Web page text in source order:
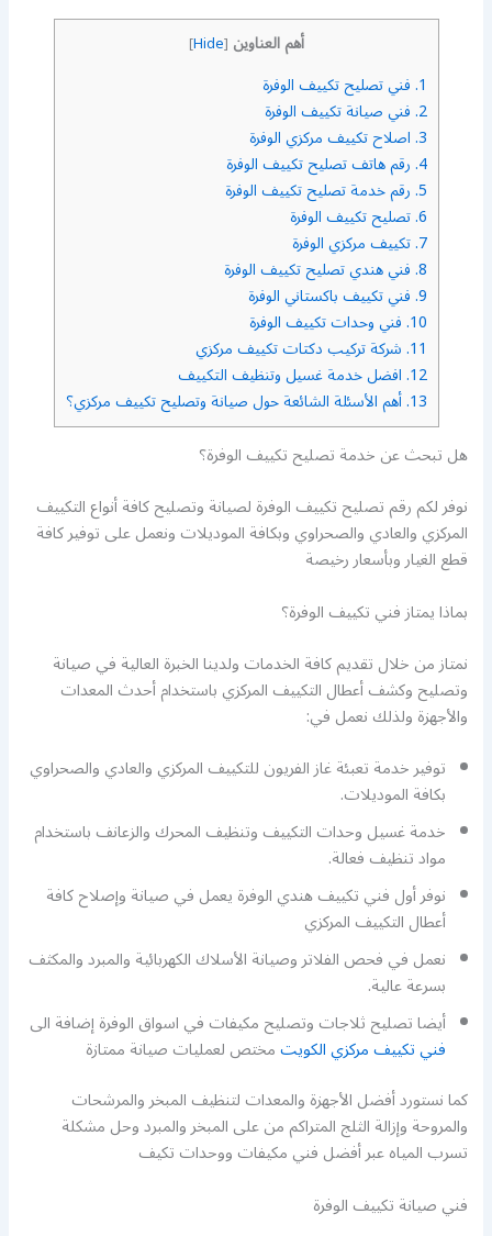
أهم العناوين [
Hide
]
1. فني تصليح تكييف الوفرة
2. فني صيانة تكييف الوفرة
3. اصلاح تكييف مركزي الوفرة
4. رقم هاتف تصليح تكييف الوفرة
5. رقم خدمة تصليح تكييف الوفرة
6. تصليح تكييف الوفرة
7. تكييف مركزي الوفرة
8. فني هندي تصليح تكييف الوفرة
9. فني تكييف باكستاني الوفرة
10. فني وحدات تكييف الوفرة
11. شركة تركيب دكتات تكييف مركزي
12. افضل خدمة غسيل وتنظيف التكييف
13. أهم الأسئلة الشائعة حول صيانة وتصليح تكييف مركزي؟
هل تبحث عن خدمة تصليح تكييف الوفرة؟
نوفر لكم رقم تصليح تكييف الوفرة لصيانة وتصليح كافة أنواع التكييف
المركزي والعادي والصحراوي وبكافة الموديلات ونعمل على توفير كافة
قطع الغيار وبأسعار رخيصة
بماذا يمتاز فني تكييف الوفرة؟
نمتاز من خلال تقديم كافة الخدمات ولدينا الخبرة العالية في صيانة
وتصليح وكشف أعطال التكييف المركزي باستخدام أحدث المعدات
والأجهزة ولذلك نعمل في:
توفير خدمة تعبئة غاز الفريون للتكييف المركزي والعادي والصحراوي
بكافة الموديلات.
خدمة غسيل وحدات التكييف وتنظيف المحرك والزعانف باستخدام
مواد تنظيف فعالة.
نوفر أول فني تكييف هندي الوفرة يعمل في صيانة وإصلاح كافة
أعطال التكييف المركزي
نعمل في فحص الفلاتر وصيانة الأسلاك الكهربائية والمبرد والمكثف
بسرعة عالية.
أيضا تصليح ثلاجات وتصليح مكيفات في اسواق الوفرة إضافة الى
فني تكييف مركزي الكويتمختص لعمليات صيانة ممتازة
كما نستورد أفضل الأجهزة والمعدات لتنظيف المبخر والمرشحات
والمروحة وإزالة الثلج المتراكم من على المبخر والمبرد وحل مشكلة
تسرب المياه عبر أفضل فني مكيفات ووحدات تكيف
فني صيانة تكييف الوفرة